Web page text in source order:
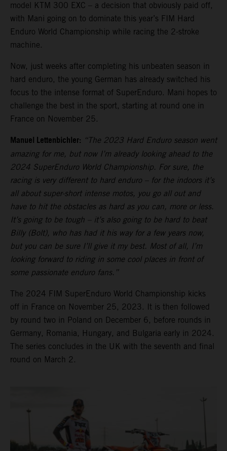
model KTM 300 EXC – a decision that obviously paid off,
with Mani going on to dominate this year’s FIM Hard
Enduro World Championship while racing the 2-stroke
machine.
Now, just weeks after completing his unbeaten season in
hard enduro, the young German has already switched his
focus to the intense format of SuperEnduro. Mani hopes to
challenge the best in the sport, starting at round one in
France on November 25.
Manuel Lettenbichler: “The 2023 Hard Enduro season went
amazing for me, but now I’m already looking ahead to the
2024 SuperEnduro World Championship. For sure, the
racing is very different to hard enduro – for the indoors it’s
all about super-short intense motos, you go all out and
have to hit the obstacles as hard as you can, more or less.
It’s going to be tough – it’s also going to be hard to beat
Billy (Bolt), who has had it his way for a few years now,
but you can be sure I’ll give it my best. Most of all, I’m
looking forward to riding in some cool places in front of
some passionate enduro fans.”
The 2024 FIM SuperEnduro World Championship kicks
off in France on November 25, 2023. It is then followed
by round two in Poland on December 6, before rounds in
Germany, Romania, Hungary, and Bulgaria early in 2024.
The series concludes in the UK with the seventh and final
round on March 2.